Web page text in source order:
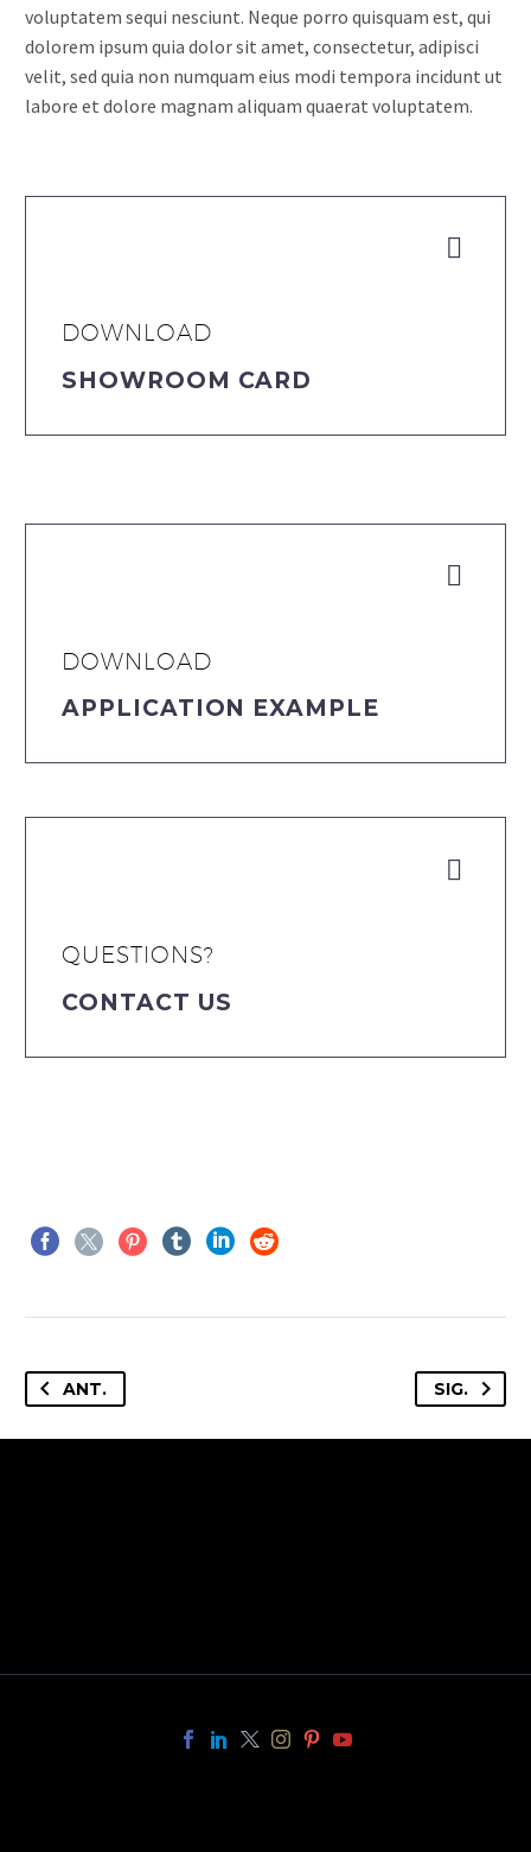
voluptatem sequi nesciunt. Neque porro quisquam est, qui
dolorem ipsum quia dolor sit amet, consectetur, adipisci
velit, sed quia non numquam eius modi tempora incidunt ut
labore et dolore magnam aliquam quaerat voluptatem.


DOWNLOAD
SHOWROOM CARD


DOWNLOAD
APPLICATION EXAMPLE


QUESTIONS?
CONTACT US
ANT. SIG.